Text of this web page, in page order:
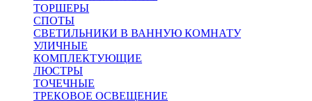
ТОРШЕРЫ
СПОТЫ
СВЕТИЛЬНИКИ В ВАННУЮ КОМНАТУ
УЛИЧНЫЕ
КОМПЛЕКТУЮЩИЕ
ЛЮСТРЫ
ТОЧЕЧНЫЕ
ТРЕКОВОЕ ОСВЕЩЕНИЕ